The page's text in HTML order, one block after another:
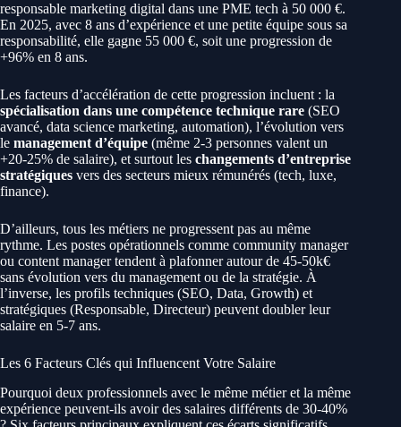
responsable marketing digital dans une PME tech à 50 000 €.
En 2025, avec 8 ans d’expérience et une petite équipe sous sa
responsabilité, elle gagne 55 000 €, soit une progression de
+96% en 8 ans.
Les facteurs d’accélération de cette progression incluent : la
spécialisation dans une compétence technique rare (SEO
avancé, data science marketing, automation), l’évolution vers
le management d’équipe (même 2-3 personnes valent un
+20-25% de salaire), et surtout les changements d’entreprise
stratégiques vers des secteurs mieux rémunérés (tech, luxe,
finance).
D’ailleurs, tous les métiers ne progressent pas au même
rythme. Les postes opérationnels comme community manager
ou content manager tendent à plafonner autour de 45-50k€
sans évolution vers du management ou de la stratégie. À
l’inverse, les profils techniques (SEO, Data, Growth) et
stratégiques (Responsable, Directeur) peuvent doubler leur
salaire en 5-7 ans.
Les 6 Facteurs Clés qui Influencent Votre Salaire
Pourquoi deux professionnels avec le même métier et la même
expérience peuvent-ils avoir des salaires différents de 30-40%